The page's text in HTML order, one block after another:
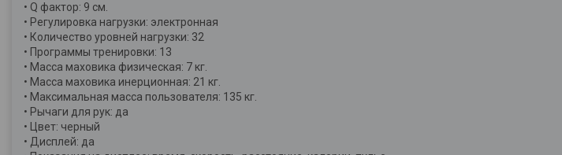
• Q фактор: 9 см.
• Регулировка нагрузки: электронная
• Количество уровней нагрузки: 32
• Программы тренировки: 13
• Масса маховика физическая: 7 кг.
• Масса маховика инерционная: 21 кг.
• Максимальная масса пользователя: 135 кг.
• Рычаги для рук: да
• Цвет: черный
• Дисплей: да